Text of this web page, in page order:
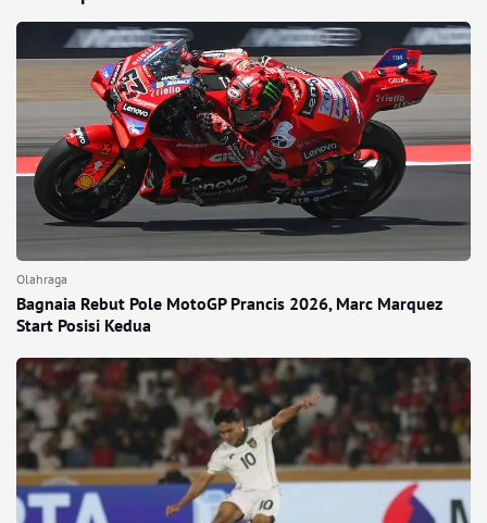
Olahraga
Bagnaia Rebut Pole MotoGP Prancis 2026, Marc Marquez
Start Posisi Kedua